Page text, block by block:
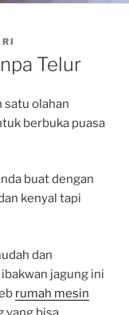
Telur
satu olahan
berbuka puasa
buat dengan
kenyal tapi
dan
jagung ini
rumah mesin